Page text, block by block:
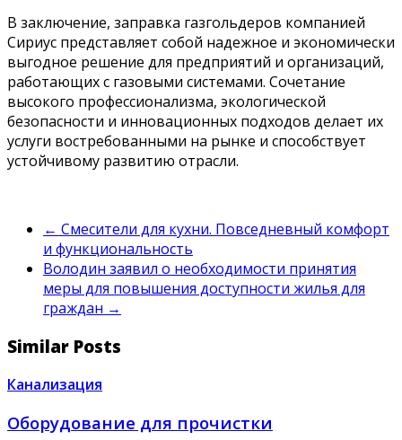
В заключение, заправка газгольдеров компанией
Сириус представляет собой надежное и экономически
выгодное решение для предприятий и организаций,
работающих с газовыми системами. Сочетание
высокого профессионализма, экологической
безопасности и инновационных подходов делает их
услуги востребованными на рынке и способствует
устойчивому развитию отрасли.
← Смесители для кухни. Повседневный комфорт
и функциональность
Володин заявил о необходимости принятия
меры для повышения доступности жилья для
граждан →
Similar Posts
Канализация
Оборудование для прочистки